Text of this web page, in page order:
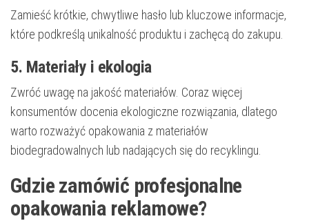
Zamieść krótkie, chwytliwe hasło lub kluczowe informacje,
które podkreślą unikalność produktu i zachęcą do zakupu.
5. Materiały i ekologia
Zwróć uwagę na jakość materiałów. Coraz więcej
konsumentów docenia ekologiczne rozwiązania, dlatego
warto rozważyć opakowania z materiałów
biodegradowalnych lub nadających się do recyklingu.
Gdzie zamówić profesjonalne
opakowania reklamowe?